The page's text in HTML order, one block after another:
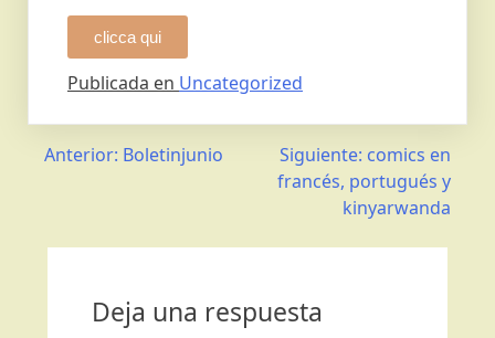
clicca qui
Publicada en Uncategorized
Anterior: Boletinjunio Siguiente: comics en
francés, portugués y
kinyarwanda
Deja una respuesta